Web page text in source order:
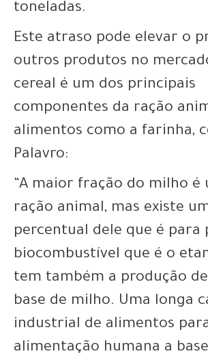
toneladas.
Este atraso pode elevar o
outros produtos no
cereal é um dos principais
componentes da ração
alimentos como a farinha,
Palavro:
“A maior fração do milho é
ração animal, mas existe
percentual dele que é para
biocombustível que é o
tem também a produção
base de milho. Uma longa
industrial de alimentos
alimentação humana a base